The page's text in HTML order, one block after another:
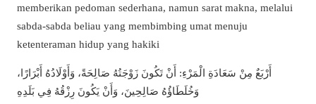
memberikan pedoman sederhana, namun sarat makna, melalui
sabda-sabda beliau yang membimbing umat menuju
ketenteraman hidup yang hakiki
أَرْبَعٌ مِنْ سَعَادَةِ الْمَرْءِ: أَنْ تَكُونَ زَوْجَتُهُ صَالِحَةً، وَأَوْلَادُهُ أَبْرَارًا،
وَخُلَطَاؤُهُ صَالِحِينَ، وَأَنْ يَكُونَ رِزْقُهُ فِي بَلَدِهِ